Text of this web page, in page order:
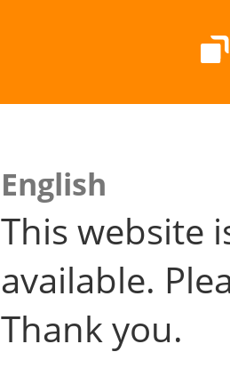
English
This website
available.
Thank you.